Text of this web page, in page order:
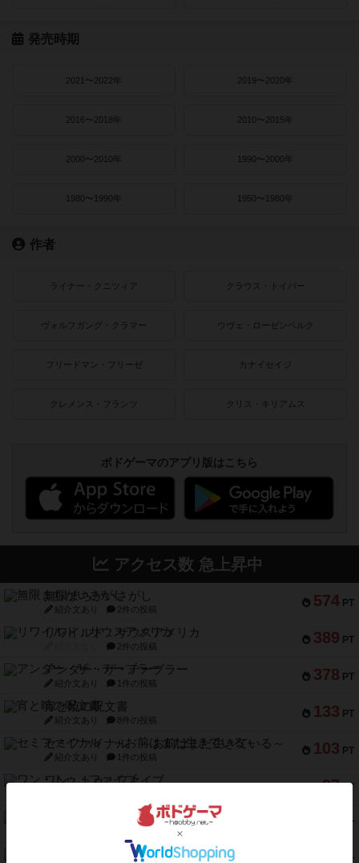
発売時期
2021〜2022年 2019〜2020年
2016〜2018年 2010〜2015年
2000〜2010年 1990〜2000年
1980〜1990年 1950〜1980年
作者
ライナー・クニツィア クラウス・トイバー
ヴォルフガング・クラマー ウヴェ・ローゼンベルク
フリードマン・フリーゼ カナイセイジ
クレメンス・フランツ クリス・キリアムス
ボドゲーマのアプリ版はこちら
アクセス数 急上昇中
574 PT
無限まちがいさがし
紹介文あり 2件の投稿
389 PT
リワイルド：サウスアメリカ
2件の投稿
378 PT
アンダー・ザ・テーブラー
紹介文あり 1件の投稿
133 PT
宵と暁の呪文書
紹介文あり 8件の投稿
103 PT
セミファイナル ～お前はまだ生きている～
紹介文あり 1件の投稿
97 PT
ワン・トゥ・ファイブ
PT
ふたつの城の物語